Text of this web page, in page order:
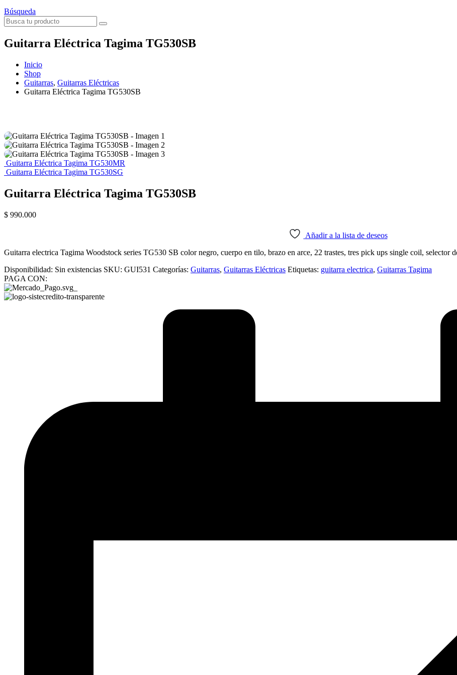
Búsqueda
Guitarra Eléctrica Tagima TG530SB
Inicio
Shop
Guitarras, Guitarras Eléctricas
Guitarra Eléctrica Tagima TG530SB
Guitarra Eléctrica Tagima TG530MR
Guitarra Eléctrica Tagima TG530SG
Guitarra Eléctrica Tagima TG530SB
$ 990.000
Añadir a la lista de deseos
Guitarra electrica Tagima Woodstock series TG530 SB color negro, cuerpo en tilo, brazo en arce, 22 trastes, tres pick ups single coil, selector
Disponibilidad: Sin existencias SKU: GUI531 Categorías: Guitarras, Guitarras Eléctricas Etiquetas: guitarra electrica, Guitarras Tagima
PAGA CON: